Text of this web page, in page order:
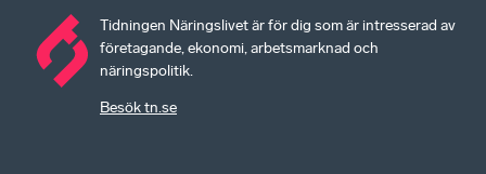
Tidningen Näringslivet är för dig som är intresserad av
företagande, ekonomi, arbetsmarknad och
näringspolitik.
Besök tn.se